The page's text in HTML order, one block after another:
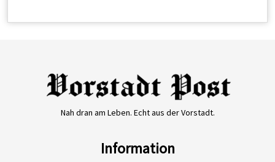
Nah dran am Leben. Echt aus der Vorstadt.
Information